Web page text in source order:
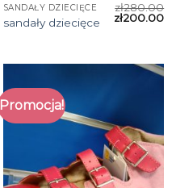
SANDAŁY DZIECIĘCE
sandały dziecięce
zł280.00
zł200.00
Promocja!